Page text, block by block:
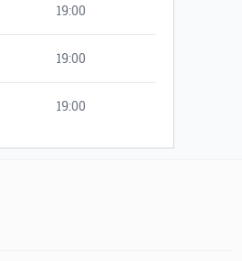
19:00
19:00
19:00